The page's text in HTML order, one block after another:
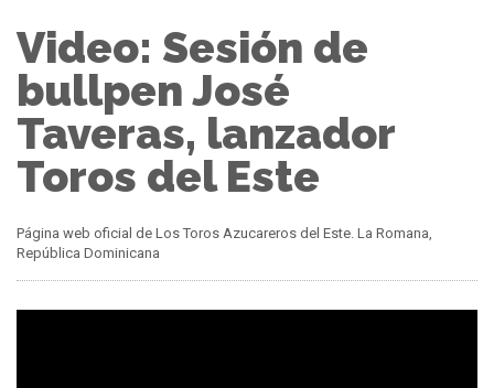
Video: Sesión de
bullpen José
Taveras, lanzador
Toros del Este
Página web oficial de Los Toros Azucareros del Este. La Romana,
República Dominicana